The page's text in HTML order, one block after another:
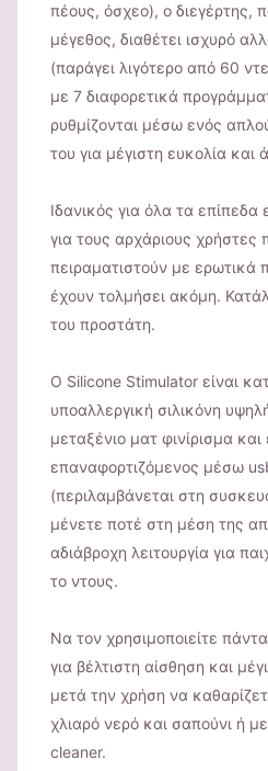
πέους, όσχεο), ο διεγέρτης,
μέγεθος, διαθέτει ισχυρό
(παράγει λιγότερο από 60
με 7 διαφορετικά
ρυθμίζονται μέσω ενός
του για μέγιστη ευκολία και
Ιδανικός για όλα τα επίπεδα
για τους αρχάριους χρήστες
πειραματιστούν με ερωτικά
έχουν τολμήσει ακόμη.
του προστάτη.
Ο Silicone Stimulator είναι
υποαλλεργική σιλικόνη
μεταξένιο ματ φινίρισμα και
επαναφορτιζόμενος μέσω
(περιλαμβάνεται στη
μένετε ποτέ στη μέση της
αδιάβροχη λειτουργία για
το ντους.
Να τον χρησιμοποιείτε
για βέλτιστη αίσθηση και
μετά την χρήση να
χλιαρό νερό και σαπούνι ή
cleaner.